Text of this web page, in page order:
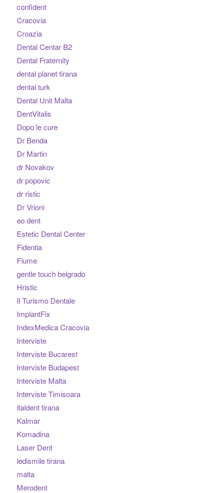
confident
Cracovia
Croazia
Dental Centar B2
Dental Fraternity
dental planet tirana
dental turk
Dental Unit Malta
DentVitalis
Dopo le cure
Dr Benda
Dr Martin
dr Novakov
dr popovic
dr ristic
Dr Vrioni
eo dent
Estetic Dental Center
Fidentia
Fiume
gentle touch belgrado
Hristic
Il Turismo Dentale
ImplantFix
IndexMedica Cracovia
Interviste
Interviste Bucarest
Interviste Budapest
Interviste Malta
Interviste Timisoara
italdent tirana
Kalmar
Komadina
Laser Dent
ledismile tirana
malta
Merodent